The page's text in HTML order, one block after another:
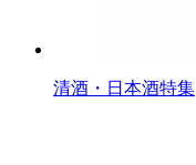
清酒・日本酒特集